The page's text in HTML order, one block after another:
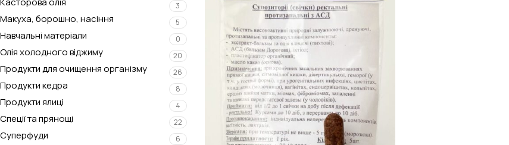
3
Макуха, борошно, насіння 5
Навчальні матеріали 0
Олія холодного віджиму 20
Продукти для очищення організму 26
Продукти кедра 8
Продукти ялиці 4
Спеції та прянощі 22
Суперфуди 6